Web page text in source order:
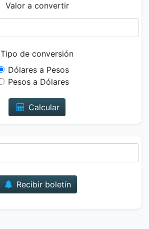
Valor a convertir
Tipo de conversión
Dólares a Pesos
Pesos a Dólares
Calcular
Recibir boletín